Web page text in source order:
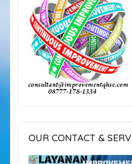
OUR CONTACT &